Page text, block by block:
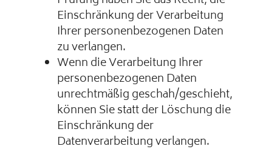
Einschränkung der Verarbeitung
Ihrer personenbezogenen Daten
zu verlangen.
Wenn die Verarbeitung Ihrer
personenbezogenen Daten
unrechtmäßig geschah/geschieht,
können Sie statt der Löschung die
Einschränkung der
Datenverarbeitung verlangen.